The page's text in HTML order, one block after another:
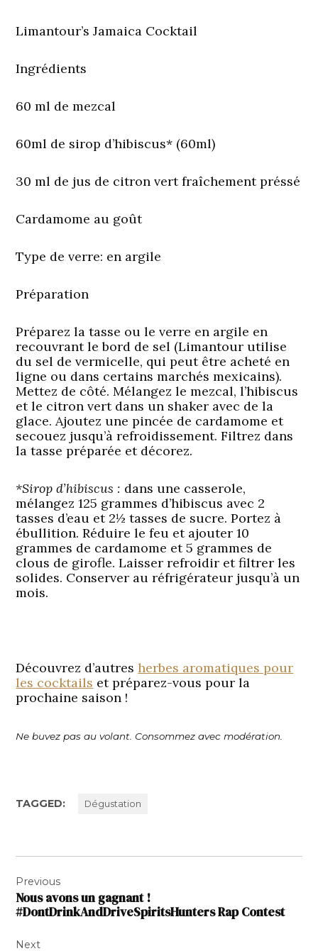
Limantour’s Jamaica Cocktail
Ingrédients
60 ml de mezcal
60ml de sirop d’hibiscus* (60ml)
30 ml de jus de citron vert fraîchement préssé
Cardamome au goût
Type de verre: en argile
Préparation
Préparez la tasse ou le verre en argile en
recouvrant le bord de sel (Limantour utilise
du sel de vermicelle, qui peut être acheté en
ligne ou dans certains marchés mexicains).
Mettez de côté. Mélangez le mezcal, l’hibiscus
et le citron vert dans un shaker avec de la
glace. Ajoutez une pincée de cardamome et
secouez jusqu’à refroidissement. Filtrez dans
la tasse préparée et décorez.
*Sirop d’hibiscus : dans une casserole,
mélangez 125 grammes d’hibiscus avec 2
tasses d’eau et 2½ tasses de sucre. Portez à
ébullition. Réduire le feu et ajouter 10
grammes de cardamome et 5 grammes de
clous de girofle. Laisser refroidir et filtrer les
solides. Conserver au réfrigérateur jusqu’à un
mois.
Découvrez d’autresherbes aromatiques pour
les cocktails et préparez-vous pour la
prochaine saison !
Ne buvez pas au volant. Consommez avec modération.
TAGGED: Dégustation
de
l’article
Previous
Nous avons un gagnant !
#DontDrinkAndDriveSpiritsHunters Rap Contest
Next